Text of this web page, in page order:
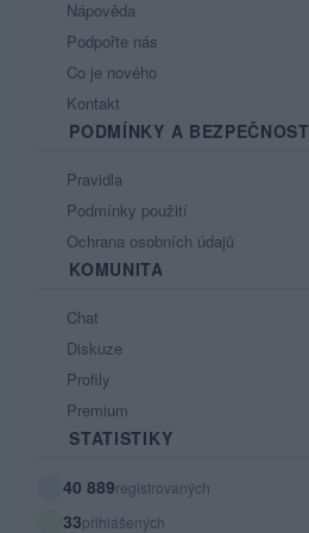
Nápověda
Podpořte nás
Co je nového
Kontakt
PODMÍNKY A BEZPEČNOST
Pravidla
Podmínky použití
Ochrana osobních údajů
KOMUNITA
Chat
Diskuze
Profily
Premium
STATISTIKY
40 889registrovaných
33přihlášených